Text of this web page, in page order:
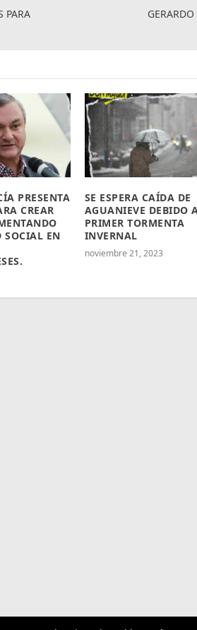
PARA
PRESENTA
CREAR
SOCIAL EN
SE ESPERA CAÍDA DE
AGUANIEVE DEBIDO
PRIMER TORMENTA
INVERNAL
noviembre 21, 2023